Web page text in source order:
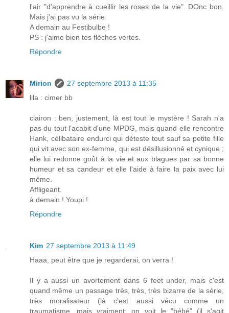
l'air "d'apprendre à cueillir les roses de la vie". DOnc bon.
Mais j'ai pas vu la série.
A demain au Festibulbe !
PS : j'aime bien tes flèches vertes.
Répondre
Mirion
27 septembre 2013 à 11:35
lila : cimer bb
clairon : ben, justement, là est tout le mystère ! Sarah n'a
pas du tout l'acabit d'une MPDG, mais quand elle rencontre
Hank, célibataire endurci qui déteste tout sauf sa petite fille
qui vit avec son ex-femme, qui est désillusionné et cynique ;
elle lui redonne goût à la vie et aux blagues par sa bonne
humeur et sa candeur et elle l'aide à faire la paix avec lui
même.
Affligeant.
à demain ! Youpi !
Répondre
Kim 27 septembre 2013 à 11:49
Haaa, peut être que je regarderai, on verra !
Il y a aussi un avortement dans 6 feet under, mais c'est
quand même un passage très, très, très bizarre de la série,
très moralisateur (là c'est aussi vécu comme un
traumatisme, mais vraiment: on voit le "bébé" (il s'agit